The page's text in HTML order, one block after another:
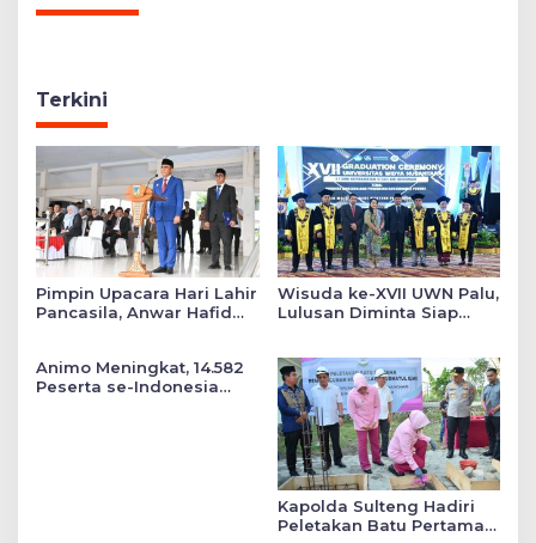
Terkini
Pimpin Upacara Hari Lahir
Pancasila, Anwar Hafid
Wisuda ke-XVII UWN Palu,
Lulusan Diminta Siap
Animo Meningkat, 14.582
Peserta se-Indonesia
Kapolda Sulteng Hadiri
Peletakan Batu Pertama